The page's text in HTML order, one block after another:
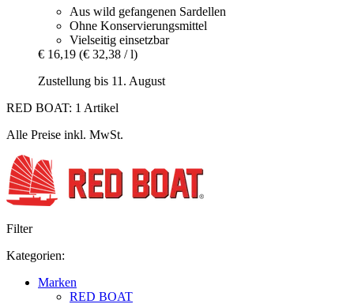
Aus wild gefangenen Sardellen
Ohne Konservierungsmittel
Vielseitig einsetzbar
€ 16,19 (€ 32,38 / l)
Zustellung bis 11. August
RED BOAT: 1 Artikel
Alle Preise inkl. MwSt.
Filter
Kategorien:
Marken
RED BOAT